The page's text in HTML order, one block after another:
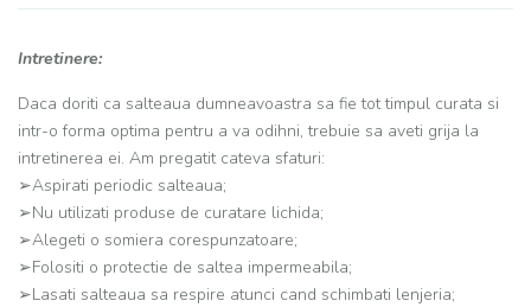
Intretinere:
Daca doriti ca salteaua dumneavoastra sa fie tot timpul curata si
intr-o forma optima pentru a va odihni, trebuie sa aveti grija la
intretinerea ei. Am pregatit cateva sfaturi:
➢Aspirati periodic salteaua;
➢Nu utilizati produse de curatare lichida;
➢Alegeti o somiera corespunzatoare;
➢Folositi o protectie de saltea impermeabila;
➢Lasati salteaua sa respire atunci cand schimbati lenjeria;